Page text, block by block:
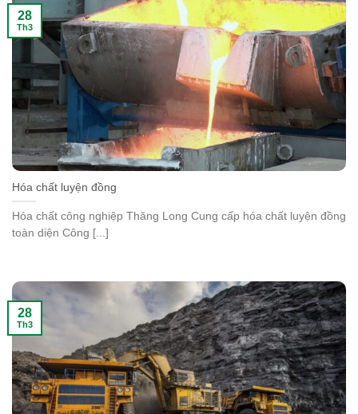
Hóa chất luyện đồng
Hóa chất công nghiệp Thăng Long Cung cấp hóa chất luyện đồng
toàn diện Công [...]
28
Th3
28
Th3